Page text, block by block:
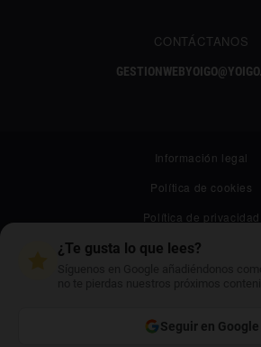
CONTÁCTANOS
Información legal
Política de cookies
Política de privacidad
Canal ético
Contacto
¿Te gusta lo que lees?
Seguir en Google